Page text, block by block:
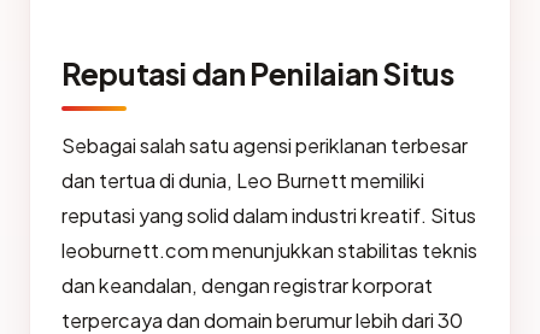
Reputasi dan Penilaian Situs
Sebagai salah satu agensi periklanan terbesar
dan tertua di dunia, Leo Burnett memiliki
reputasi yang solid dalam industri kreatif. Situs
leoburnett.com menunjukkan stabilitas teknis
dan keandalan, dengan registrar korporat
terpercaya dan domain berumur lebih dari 30